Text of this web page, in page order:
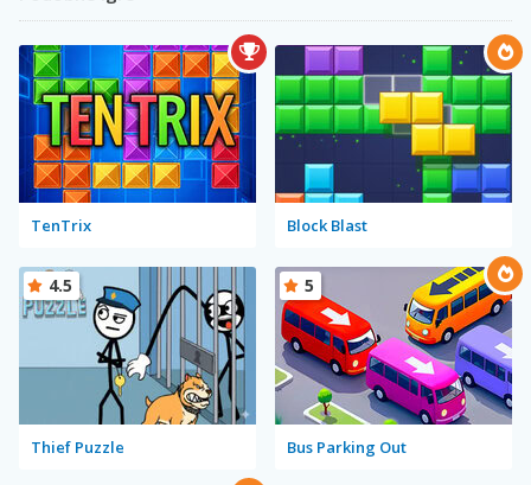
TenTrix Block Blast
Thief Puzzle
4.5
Bus Parking Out
5